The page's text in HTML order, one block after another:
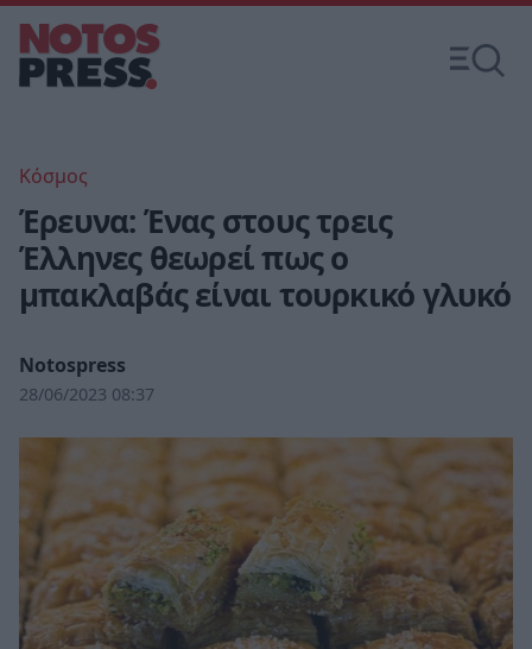
Κόσμος
Έρευνα: Ένας στους τρεις
Έλληνες θεωρεί πως ο
μπακλαβάς είναι τουρκικό γλυκό
Notospress
28/06/2023 08:37